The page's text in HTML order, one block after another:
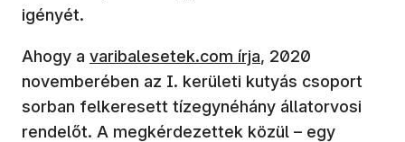
igényét.
Ahogy a (új ablakban nyílik meg)
varibalesetek.com írja, 2020
novemberében az I. kerületi kutyás csoport
sorban felkeresett tízegynéhány állatorvosi
rendelőt. A megkérdezettek közül – egy